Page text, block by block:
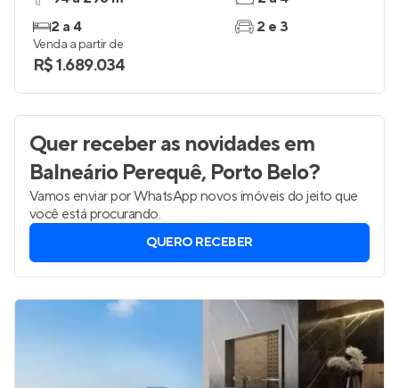
2 a 4
2 e 3
Venda a partir de
R$ 1.689.034
Quer receber as novidadesem
Balneário Perequê, Porto Belo?
Vamos enviar por WhatsApp novos imóveis do jeito que
você está procurando.
QUERO RECEBER